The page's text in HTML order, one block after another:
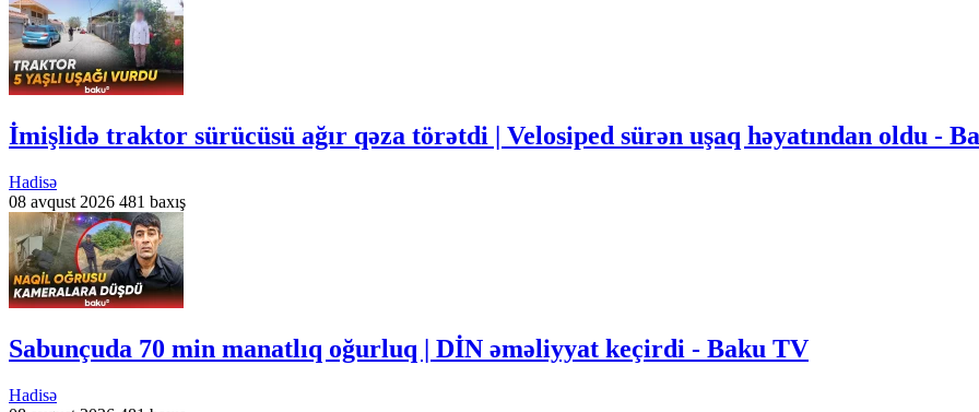
İmişlidə traktor sürücüsü ağır qəza törətdi | Velosiped sürən uşaq həyatından oldu -
Hadisə
08 avqust 2026 481 baxış
Sabunçuda 70 min manatlıq oğurluq | DİN əməliyyat keçirdi - Baku TV
Hadisə